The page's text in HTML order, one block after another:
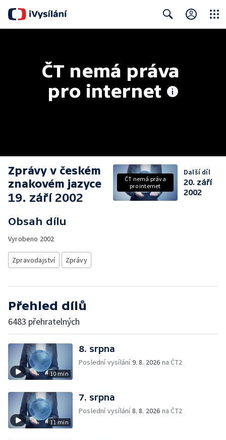
ČT nemá práva
pro internet
Zprávy v českém
znakovém jazyce
19. září 2002
Obsah dílu
Vyrobeno 2002
Zpravodajství Zprávy
ČT nemá práva
pro internet
Další díl
20. září
2002
Přehled dílů
6483 přehratelných
10 min
8. srpna
Poslední vysílání9. 8. 2026 na ČT2
11 min
7. srpna
Poslední vysílání8. 8. 2026 na ČT2